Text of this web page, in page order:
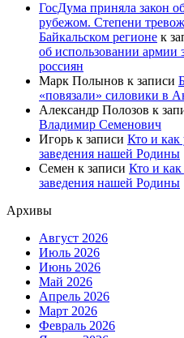
ГосДума приняла закон
рубежом. Степени
Байкальском регионе к
об использовании армии
россиян
Марк Полынов к записи
«повязали» силовики в
Александр Полозов к
Владимир Семенович
Игорь к записи Кто и
заведения нашей Родины
Семен к записи Кто и
заведения нашей Родины
Архивы
Август 2026
Июль 2026
Июнь 2026
Май 2026
Апрель 2026
Март 2026
Февраль 2026